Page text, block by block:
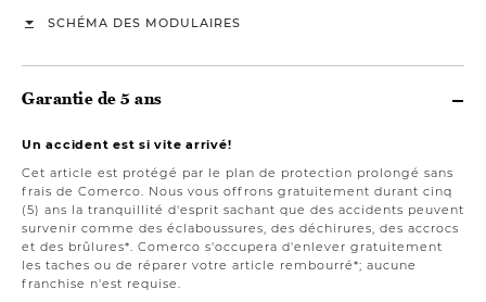
SCHÉMA DES MODULAIRES
Garantie de 5 ans
Un accident est si vite arrivé!
Cet article est protégé par le plan de protection prolongé sans
frais de Comerco. Nous vous offrons gratuitement durant cinq
(5) ans la tranquillité d'esprit sachant que des accidents peuvent
survenir comme des éclaboussures, des déchirures, des accrocs
et des brûlures*. Comerco s'occupera d'enlever gratuitement
les taches ou de réparer votre article rembourré*; aucune
franchise n'est requise.